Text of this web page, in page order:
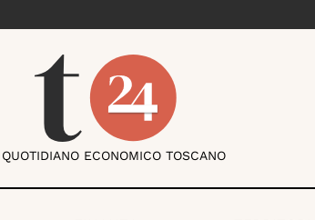
ECONOMICO TOSCANO